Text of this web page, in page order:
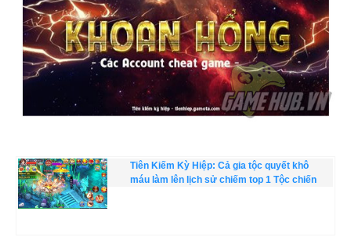
Tiên Kiếm Kỳ Hiệp: Cả gia tộc quyết khô
máu làm lên lịch sử chiếm top 1 Tộc chiến